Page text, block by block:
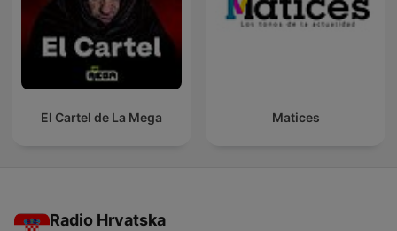
El Cartel de La Mega Matices
Radio Hrvatska